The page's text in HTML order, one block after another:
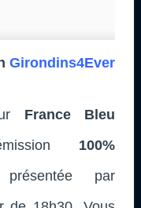
Girondins4Ever
France Bleu
100%
par